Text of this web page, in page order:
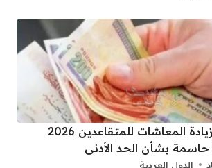
الكشف الكامل.. زيادة المعاشات للمتقاعدين 2026
بشأن الحد الأدنى
الدول العربية